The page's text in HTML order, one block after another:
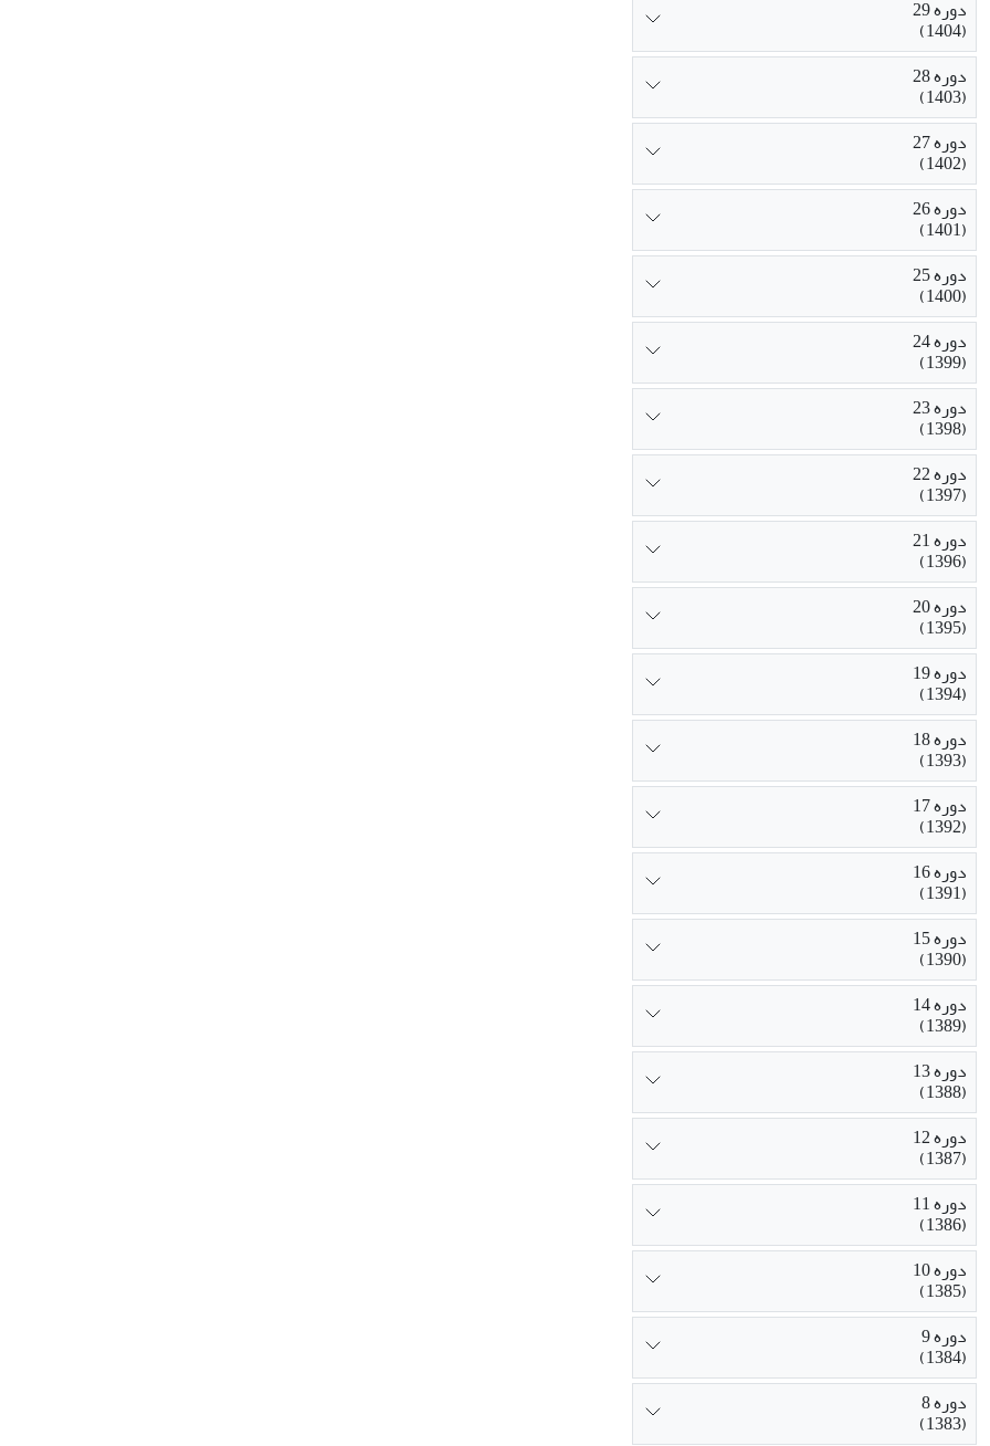
دوره 29
(1404)
دوره 28
(1403)
دوره 27
(1402)
دوره 26
(1401)
دوره 25
(1400)
دوره 24
(1399)
دوره 23
(1398)
دوره 22
(1397)
دوره 21
(1396)
دوره 20
(1395)
دوره 19
(1394)
دوره 18
(1393)
دوره 17
(1392)
دوره 16
(1391)
دوره 15
(1390)
دوره 14
(1389)
دوره 13
(1388)
دوره 12
(1387)
دوره 11
(1386)
دوره 10
(1385)
دوره 9
(1384)
دوره 8
(1383)